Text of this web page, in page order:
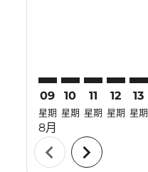
09
星期
8月
10
星期
11
星期
12
星期
13
星期
chevron_left chevron_right